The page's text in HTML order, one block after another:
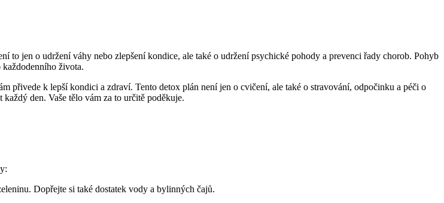
jen o udržení váhy nebo zlepšení kondice, ale také o udržení psychické pohody a prevenci řady chorob. Pohyb
života.
přivede k lepší kondici a zdraví. Tento detox plán není jen o cvičení, ale také o stravování, odpočinku a péči o
den. Vaše tělo vám za to určitě poděkuje.
Dopřejte si také dostatek vody a bylinných čajů.